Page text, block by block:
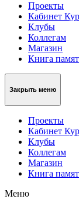
Проекты
Кабинет
Клубы
Коллегам
Магазин
Книга
Закрыть меню
Проекты
Кабинет
Клубы
Коллегам
Магазин
Книга
Меню